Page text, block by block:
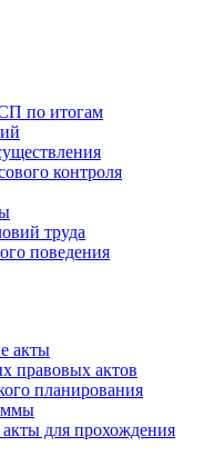
по итогам
контроля
труда
поведения
акты
правовых актов
планирования
для прохождения